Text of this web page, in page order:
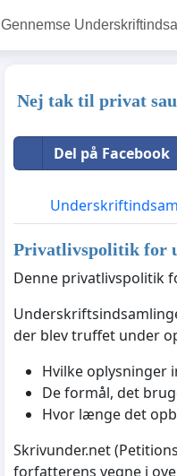
Gennemse
Nej tak til privat
Del på Facebook
Privatlivspolitik for
Denne privatlivspolitik
der blev truffet under
Hvilke oplysninger
De formål, det
Hvor længe det
Skrivunder.net
forfatterens vegne i